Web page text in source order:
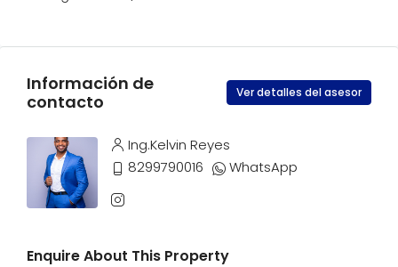
Información de
contacto
Ver detalles del asesor
Ing.Kelvin Reyes
8299790016
WhatsApp
Enquire About This Property